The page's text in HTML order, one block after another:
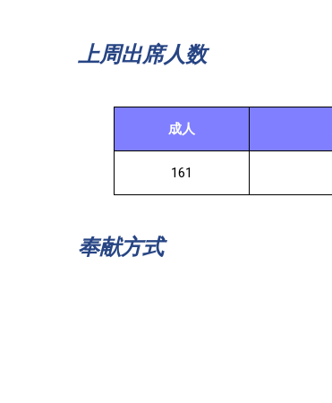
上周出席人数
成人
161
奉献方式